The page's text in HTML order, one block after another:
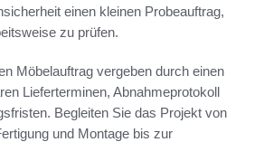
einen kleinen Probeauftrag,
zu prüfen.
Möbelauftrag vergeben durch einen
Lieferterminen, Abnahmeprotokoll
Begleiten Sie das Projekt von
und Montage bis zur